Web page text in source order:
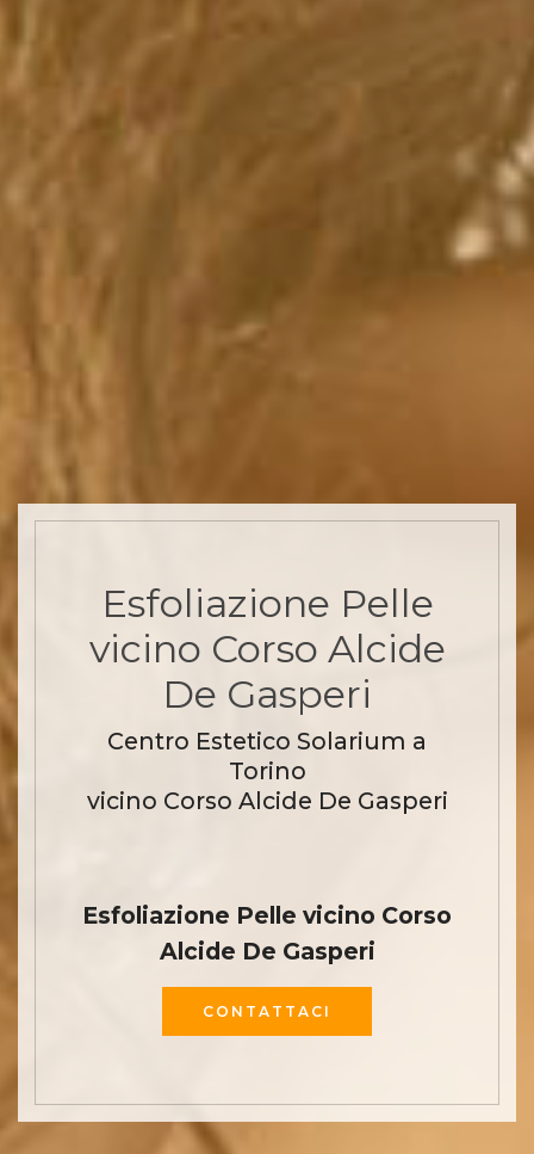
Esfoliazione Pelle
vicino Corso Alcide
De Gasperi
Centro Estetico Solarium a
Torino
vicino Corso Alcide De Gasperi
Esfoliazione Pelle vicino Corso
Alcide De Gasperi
CONTATTACI